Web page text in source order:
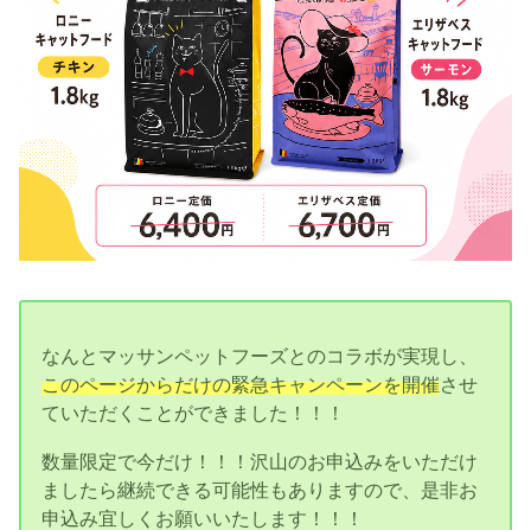
なんとマッサンペットフーズとのコラボが実現し、
このページからだけの緊急キャンペーンを開催させ
ていただくことができました！！！
数量限定で今だけ！！！沢山のお申込みをいただけ
ましたら継続できる可能性もありますので、是非お
申込み宜しくお願いいたします！！！